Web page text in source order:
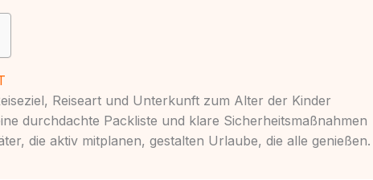
Reiseart und Unterkunft zum Alter der Kinder
durchdachte Packliste und klare Sicherheitsmaßnahmen
die aktiv mitplanen, gestalten Urlaube, die alle genießen.